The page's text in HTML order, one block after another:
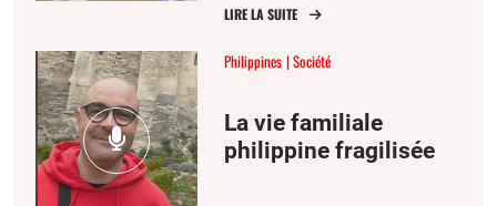
LIRE LA SUITE
Philippines Société
La vie familiale
philippine fragilisée